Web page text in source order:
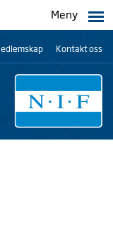
Meny
Kontakt oss